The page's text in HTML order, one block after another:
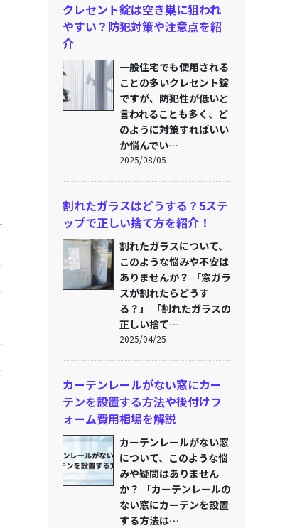
クレセント錠は空き巣に狙われ
やすい？防犯対策や注意点を紹
介
一般住宅でも使用される
ことの多いクレセント錠
ですが、防犯性が低いと
言われることも多く、ど
のように対策すればいい
か悩んでい…
2025/08/05
割れたガラスはどうする？5ステ
ップで正しい捨て方を紹介！
割れたガラスについて、
このような悩みや不安は
ありませんか？ 「窓ガラ
スが割れたらどうす
る？」 「割れたガラスの
正しい捨て…
2025/04/25
カーテンレールがない窓にカー
テンを設置する方法や後付けフ
ォーム費用相場を解説
カーテンレールがない窓
について、このような悩
みや疑問はありません
か？ 「カーテンレールの
ない窓にカーテンを設置
する方法は…